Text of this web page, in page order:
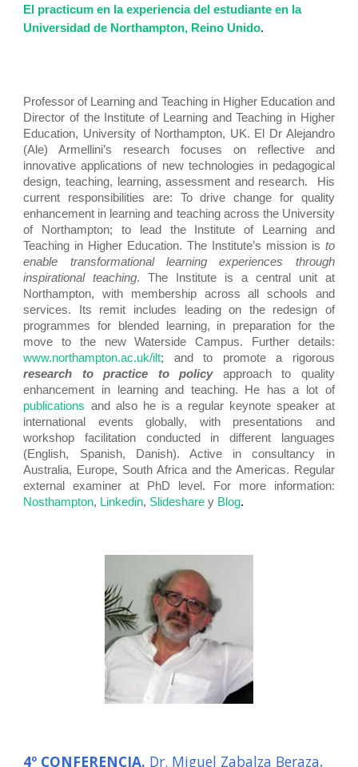
El practicum en la experiencia del estudiante en la
Universidad de Northampton, Reino Unido.
Professor of Learning and Teaching in Higher Education and
Director of the Institute of Learning and Teaching in Higher
Education, University of Northampton, UK. El Dr Alejandro
(Ale) Armellini’s research focuses on reflective and
innovative applications of new technologies in pedagogical
design, teaching, learning, assessment and research. His
current responsibilities are: To drive change for quality
enhancement in learning and teaching across the University
of Northampton; to lead the Institute of Learning and
Teaching in Higher Education. The Institute’s mission is to
enable transformational learning experiences through
inspirational teaching. The Institute is a central unit at
Northampton, with membership across all schools and
services. Its remit includes leading on the redesign of
programmes for blended learning, in preparation for the
move to the new Waterside Campus. Further details:
www.northampton.ac.uk/ilt; and to promote a rigorous
research to practice to policy approach to quality
enhancement in learning and teaching. He has a lot of
publications and also he is a regular keynote speaker at
international events globally, with presentations and
workshop facilitation conducted in different languages
(English, Spanish, Danish). Active in consultancy in
Australia, Europe, South Africa and the Americas. Regular
external examiner at PhD level. For more information:
Nosthampton, Linkedin, Slideshare y Blog.
4º CONFERENCIA. Dr. Miguel Zabalza Beraza,